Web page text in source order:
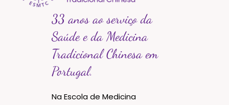
33 anos ao serviço da
Saúde e da Medicina
Tradicional Chinesa em
Portugal.
Na Escola de Medicina